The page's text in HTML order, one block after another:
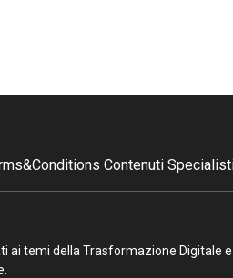
Contenuti
ai temi della Trasformazione Digitale